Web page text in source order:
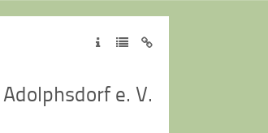
e. V.